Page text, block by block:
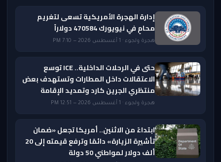
إدارة الهجرة الأمريكية تسعى لتغريم
محامٍ في نيويورك 470584 دولاراً
هجرة ولجوء · 1 أغسطس 2026 — 7:10 PM
حتى في الرحلات الداخلية.. ICE توسع
الاعتقالات داخل المطارات وتستهدف بعض
منتظري الجرين كارد وتمديد الإقامة
هجرة ولجوء · 1 أغسطس 2026 — 12:51 PM
ابتداءً من الاثنين.. أمريكا تجعل «ضمان
تأشيرة الزيارة» دائمًا وترفع قيمته إلى 20
ألف دولار لمواطني 50 دولة